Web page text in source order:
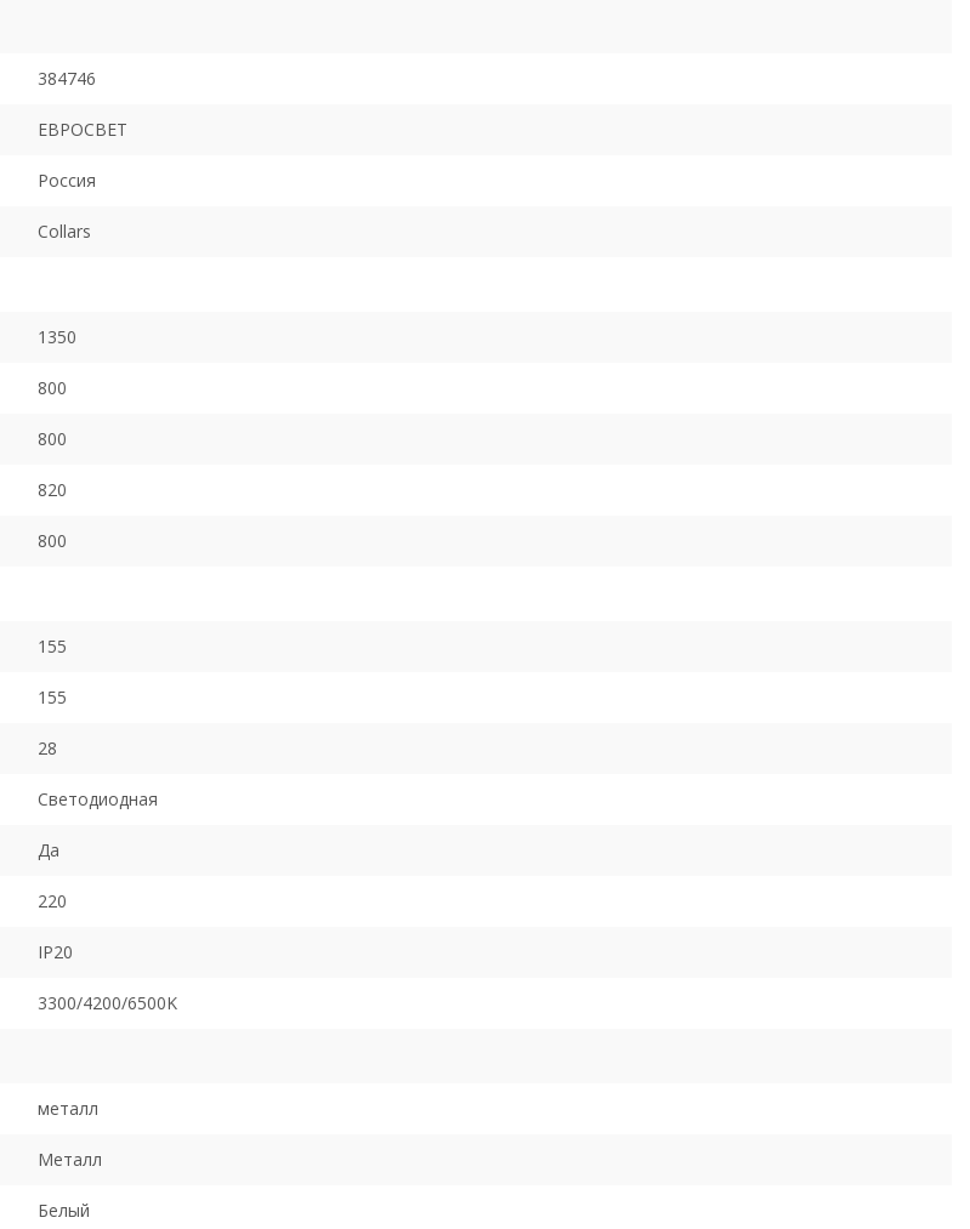
384746
ЕВРОСВЕТ
Россия
Collars
1350
800
800
820
800
155
155
28
Светодиодная
Да
220
IP20
3300/4200/6500K
металл
Металл
Белый